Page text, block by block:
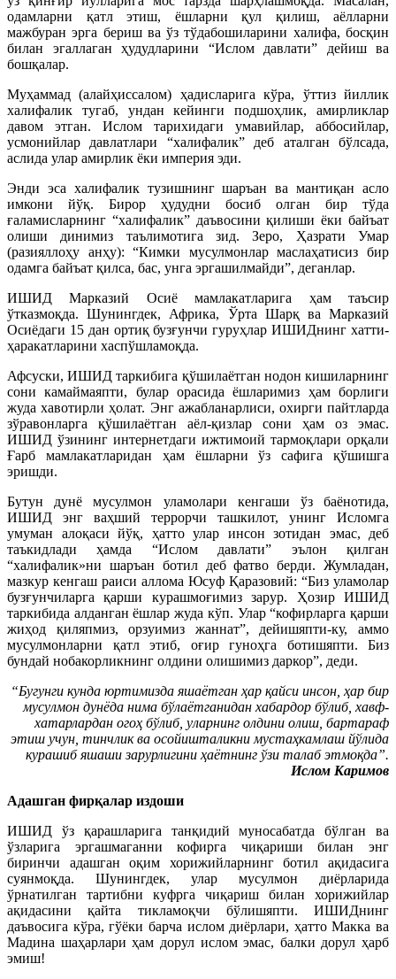
одамларни қатл этиш, ёшларни қул қилиш, аёлларни
мажбуран эрга бериш ва ўз тўдабошиларини халифа, босқин
билан эгаллаган ҳудудларини “Ислом давлати” дейиш ва
бошқалар.
Муҳаммад (алайҳиссалом) ҳадисларига кўра, ўттиз йиллик
халифалик тугаб, ундан кейинги подшоҳлик, амирликлар
давом этган. Ислом тарихидаги умавийлар, аббосийлар,
усмонийлар давлатлари “халифалик” деб аталган бўлсада,
аслида улар амирлик ёки империя эди.
Энди эса халифалик тузишнинг шаръан ва мантиқан асло
имкони йўқ. Бирор ҳудудни босиб олган бир тўда
ғаламисларнинг “халифалик” даъвосини қилиши ёки байъат
олиши динимиз таълимотига зид. Зеро, Ҳазрати Умар
(разияллоҳу анҳу): “Кимки мусулмонлар маслаҳатисиз бир
одамга байъат қилса, бас, унга эргашилмайди”, деганлар.
ИШИД Марказий Осиё мамлакатларига ҳам таъсир
ўтказмоқда. Шунингдек, Африка, Ўрта Шарқ ва Марказий
Осиё­даги 15 дан ортиқ бузғунчи гуруҳлар ИШИДнинг хатти-
ҳаракатларини хаспўшламоқда.
Афсуски, ИШИД таркибига қўшилаётган нодон кишиларнинг
сони камаймаяпти, булар орасида ёшларимиз ҳам борлиги
жуда хавотирли ҳолат. Энг ажаб­ланарлиси, охирги пайтларда
зўравонларга қўшилаётган аёл-қизлар сони ҳам оз эмас.
ИШИД ўзининг интернетдаги ижтимоий тармоқлари орқали
Ғарб мамлакатларидан ҳам ёшларни ўз сафига қўшишга
эришди.
Бутун дунё мусулмон уламолари кенгаши ўз баёнотида,
ИШИД энг ваҳший террорчи ташкилот, унинг Исломга
умуман алоқаси йўқ, ҳатто улар инсон зотидан эмас, деб
таъкид­лади ҳамда “Ислом давлати” эълон қилган
“халифалик»ни шаръан ботил деб фатво берди. Жумладан,
мазкур кенгаш раиси аллома Юсуф Қаразовий: “Биз уламолар
бузғунчиларга қарши курашмоғимиз зарур. Ҳозир ИШИД
таркибида алданган ёшлар жуда кўп. Улар “кофирларга қарши
жиҳод қиляпмиз, орзуимиз жаннат”, дейишяпти-ку, аммо
мусулмонларни қатл этиб, оғир гуноҳга ботишяпти. Биз
бундай нобакорликнинг олдини олишимиз даркор”, деди.
“Бугунги кунда юртимизда яшаётган ҳар қайси инсон, ҳар бир
мусулмон дунёда нима бўлаётганидан хабардор бўлиб, хавф-
хатарлардан огоҳ бўлиб, уларнинг олдини олиш, бартараф
этиш учун, тинчлик ва осойишталикни мустаҳкамлаш йўлида
курашиб яшаши зарурлигини ҳаётнинг ўзи талаб этмоқда”.
Ислом Каримов
Адашган фирқалар издоши
ИШИД ўз қарашларига танқидий муносабатда бўлган ва
ўзларига эргашмаганни кофирга чиқариши билан энг
биринчи адашган оқим хорижийларнинг ботил ақидасига
суянмоқда. Шунингдек, улар мусулмон диёрларида
ўрнатилган тартибни куфрга чиқариш билан хорижийлар
ақидасини қайта тикламоқчи бўлишяпти. ИШИДнинг
даъвосига кўра, гўёки барча ислом диёрлари, ҳатто Макка ва
Мадина шаҳарлари ҳам дорул ислом эмас, балки дорул ҳарб
эмиш!